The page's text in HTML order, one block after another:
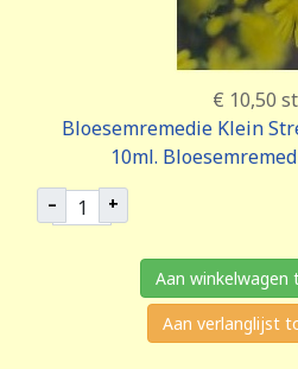
€ 10,50
Bloesemremedie Klein
10ml.
– +
Aan winkelwagen
Aan verlanglijst